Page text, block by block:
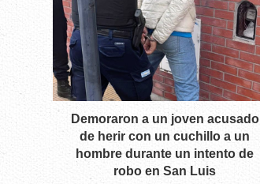
Demoraron a un joven acusado
de herir con un cuchillo a un
hombre durante un intento de
robo en San Luis